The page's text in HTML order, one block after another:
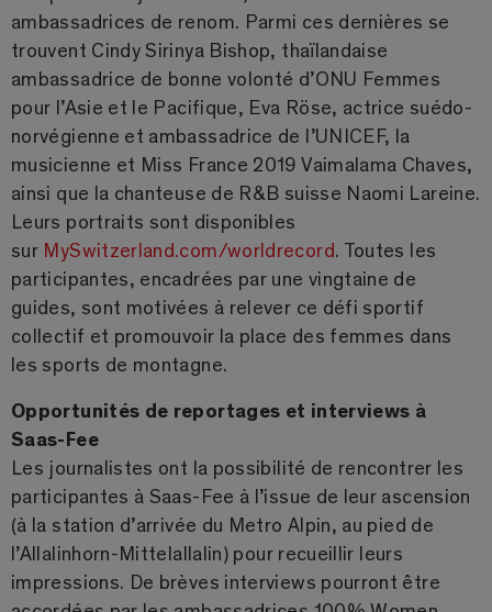
ambassadrices de renom. Parmi ces dernières se
trouvent Cindy Sirinya Bishop, thaïlandaise
ambassadrice de bonne volonté d’ONU Femmes
pour l’Asie et le Pacifique, Eva Röse, actrice suédo-
norvégienne et ambassadrice de l’UNICEF, la
musicienne et Miss France 2019 Vaimalama Chaves,
ainsi que la chanteuse de R&B suisse Naomi Lareine.
Leurs portraits sont disponibles
sur MySwitzerland.com/worldrecord. Toutes les
participantes, encadrées par une vingtaine de
guides, sont motivées à relever ce défi sportif
collectif et promouvoir la place des femmes dans
les sports de montagne.
Opportunités de reportages et interviews à
Saas-Fee
Les journalistes ont la possibilité de rencontrer les
participantes à Saas-Fee à l’issue de leur ascension
(à la station d’arrivée du Metro Alpin, au pied de
l’Allalinhorn-Mittelallalin) pour recueillir leurs
impressions. De brèves interviews pourront être